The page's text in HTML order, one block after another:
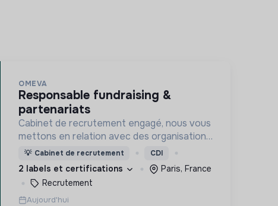
OMEVA
responsable fundraising &
partenariats
Cabinet de recrutement engagé, nous vous
mettons en relation avec des organisations
soucieuses de leurs impacts, afin d'œuvrer
ensemble pour un futur souhaitable.
💡 Cabinet de recrutement CDI
2 labels et certifications
Paris, France
Recrutement
Aujourd'hui